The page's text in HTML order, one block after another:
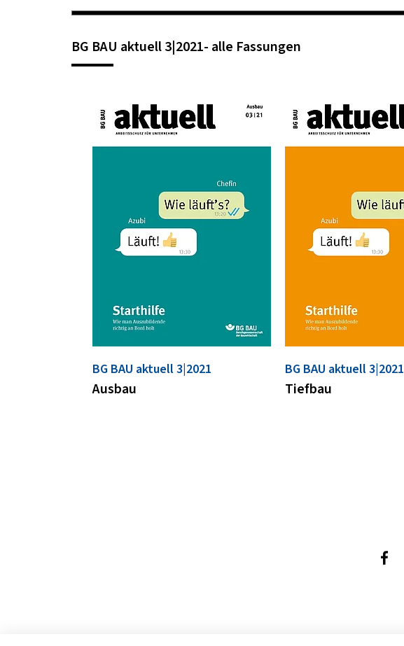
BG BAU aktuell 3|2021- alle Fassungen
BG BAU aktuell 3|2021
Ausbau
BG BAU aktuell 3|2021
Tiefbau